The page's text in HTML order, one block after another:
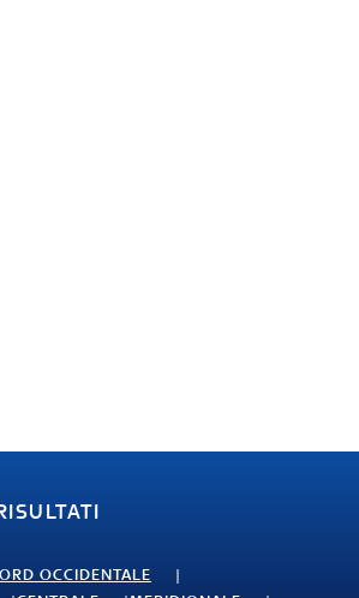
OCCIDENTALE